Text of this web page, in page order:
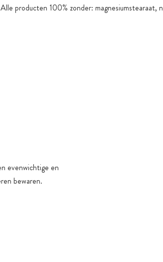
Alle producten 100% zonder: magnesiumstearaat,
evenwichtige en
bewaren.